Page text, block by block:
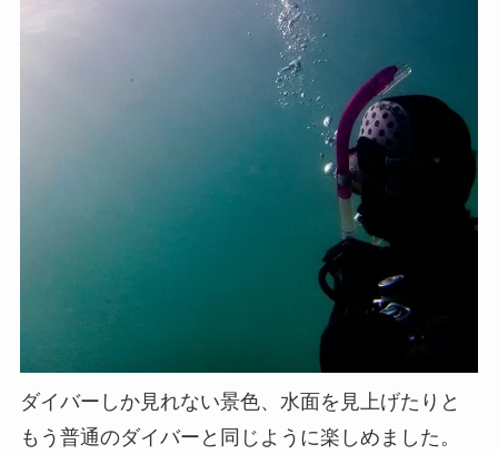
ダイバーしか見れない景色、水面を見上げたりと
もう普通のダイバーと同じように楽しめました。